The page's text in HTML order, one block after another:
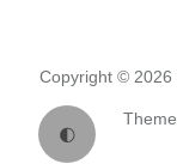
🌓
Copyright © 2026
Theme